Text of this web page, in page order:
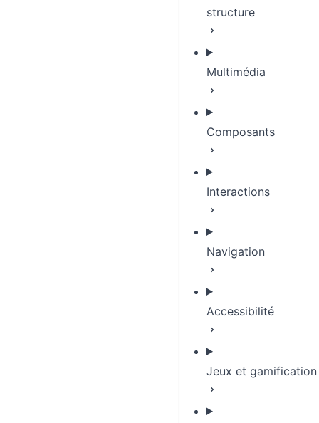
structure
Multimédia
Composants
Interactions
Navigation
Accessibilité
Jeux et gamification